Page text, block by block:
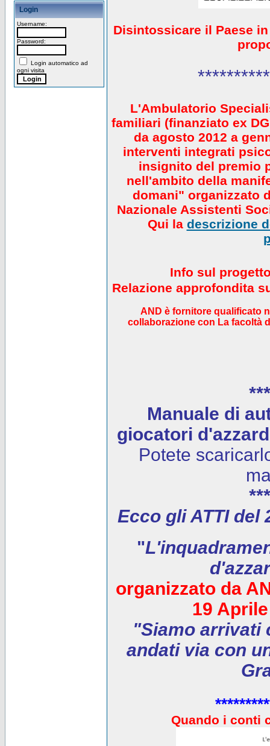
Login
Username:
Password:
Login automatico ad
ogni visita
Disintossicare il Paese
L'Ambulatorio
familiari (finanziato ex
da agosto 2012 a
interventi integrati
insignito del premio
nell'ambito della
domani" organizzato
Nazionale Assistenti
Qui la descrizione
Info sul
Relazione approfondita
AND è fornitore qualificato
collaborazione con La facoltà
Manuale di
giocatori
Potete
Ecco gli ATTI del
"
organizzato da
19
"Siamo arrivati
andati via con
Quando i conti